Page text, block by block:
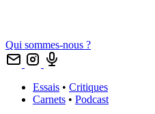
Qui sommes-nous ?
Essais • Critiques
Carnets • Podcast